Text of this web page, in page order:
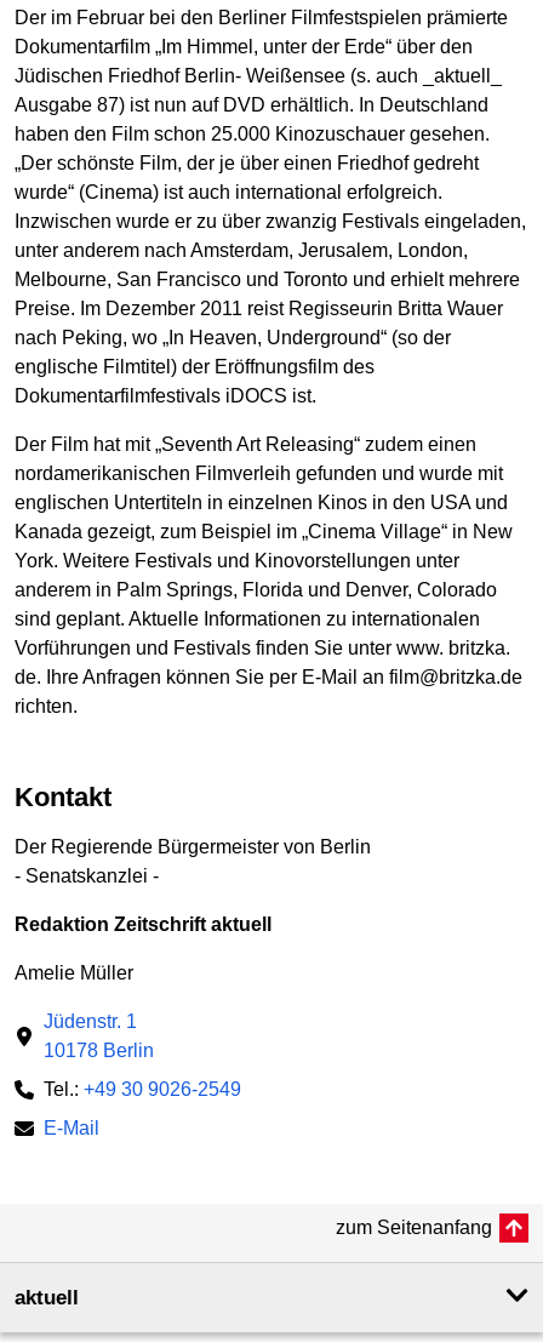
Der im Februar bei den Berliner Filmfestspielen prämierte
Dokumentarfilm „Im Himmel, unter der Erde“ über den
Jüdischen Friedhof Berlin- Weißensee (s. auch _aktuell_
Ausgabe 87) ist nun auf DVD erhältlich. In Deutschland
haben den Film schon 25.000 Kinozuschauer gesehen.
„Der schönste Film, der je über einen Friedhof gedreht
wurde“ (Cinema) ist auch international erfolgreich.
Inzwischen wurde er zu über zwanzig Festivals eingeladen,
unter anderem nach Amsterdam, Jerusalem, London,
Melbourne, San Francisco und Toronto und erhielt mehrere
Preise. Im Dezember 2011 reist Regisseurin Britta Wauer
nach Peking, wo „In Heaven, Underground“ (so der
englische Filmtitel) der Eröffnungsfilm des
Dokumentarfilmfestivals iDOCS ist.
Der Film hat mit „Seventh Art Releasing“ zudem einen
nordamerikanischen Filmverleih gefunden und wurde mit
englischen Untertiteln in einzelnen Kinos in den USA und
Kanada gezeigt, zum Beispiel im „Cinema Village“ in New
York. Weitere Festivals und Kinovorstellungen unter
anderem in Palm Springs, Florida und Denver, Colorado
sind geplant. Aktuelle Informationen zu internationalen
Vorführungen und Festivals finden Sie unter www. britzka.
de. Ihre Anfragen können Sie per E-Mail an film@britzka.de
richten.
Kontakt
Der Regierende Bürgermeister von Berlin
- Senatskanzlei -
Redaktion Zeitschrift aktuell
Amelie Müller
Jüdenstr. 1
10178 Berlin
Tel.: +49 30 9026-2549
E-Mail
zum Seitenanfang
aktuell